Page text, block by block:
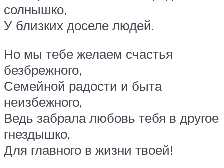
солнышко,
У близких доселе людей.
Но мы тебе желаем счастья
безбрежного,
Семейной радости и быта
неизбежного,
Ведь забрала любовь тебя в другое
гнездышко,
Для главного в жизни твоей!